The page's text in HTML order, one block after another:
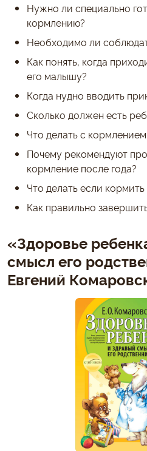
Нужно ли специально
кормлению?
Необходимо ли
Как понять, когда
его малышу?
Когда нудно вводить
Сколько должен есть
Что делать с
Почему рекомендуют
кормление после года?
Что делать если
Как правильно
«Здоровье
смысл его
Евгений